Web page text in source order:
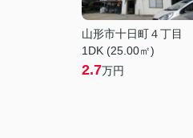
山形市十日町４丁目
1DK (25.00㎡)
2.7万円